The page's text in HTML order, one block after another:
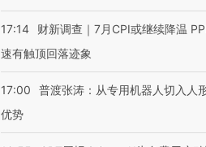
17:14
财新调查｜7月CPI或继续降温
速有触顶回落迹象
17:00
普渡张涛：从专用机器人切入人
优势